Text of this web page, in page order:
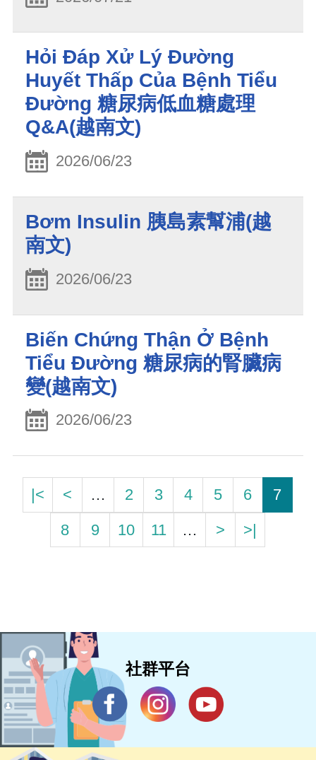
Hỏi Đáp Xử Lý Đường
Huyết Thấp Của Bệnh Tiểu
Đường 糖尿病低血糖處理
Q&A(越南文)
2026/06/23
Bơm Insulin 胰島素幫浦(越
南文)
2026/06/23
Biến Chứng Thận Ở Bệnh
Tiểu Đường 糖尿病的腎臟病
變(越南文)
2026/06/23
|< < … 2 3 4 5 6
7
8
9 10 11 … > >|
社群平台